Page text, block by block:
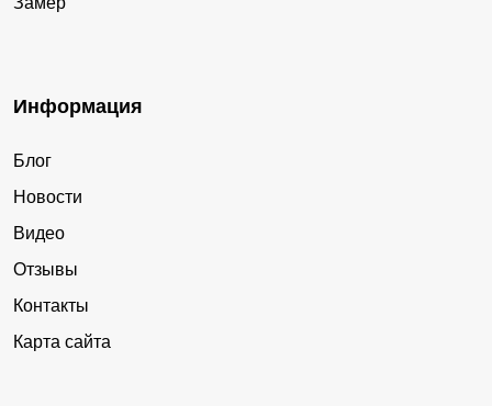
Информация
Блог
Новости
Видео
Отзывы
Контакты
Карта сайта